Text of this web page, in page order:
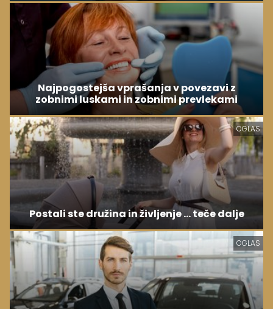
Najpogostejša vprašanja v povezavi z
zobnimi luskami in zobnimi prevlekami
OGLAS
Postali ste družina in življenje ... teče dalje
OGLAS